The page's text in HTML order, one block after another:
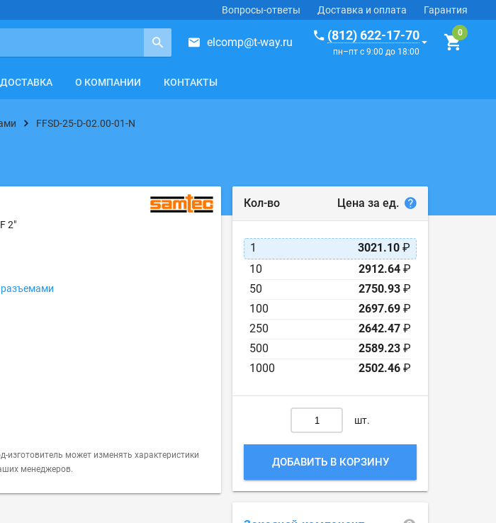
Вопросы-ответы Доставка и оплата Гарантия
elcomp@t-way.ru (812) 622-17-70
пн–пт с 9:00 до 18:00
ДОСТАВКА О КОМПАНИИ КОНТАКТЫ
FFSD-25-D-02.00-01-N
2"
может изменять характеристики
менеджеров.
Кол-во Цена за ед.
1 3021.10 ₽
10
2912.64 ₽
50
2750.93 ₽
100
2697.69 ₽
250
2642.47 ₽
500
2589.23 ₽
1000
2502.46 ₽
шт.
ДОБАВИТЬ В КОРЗИНУ